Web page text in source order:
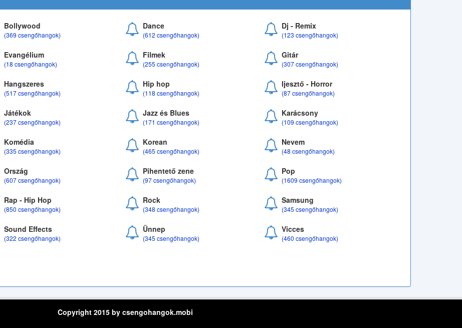
Bollywood
(369 csengőhangok)
Dance
(612 csengőhangok)
Dj - Remix
(123 csengőhangok)
Evangélium
(18 csengőhangok)
Filmek
(255 csengőhangok)
Gitár
(307 csengőhangok)
Hangszeres
(517 csengőhangok)
Hip hop
(118 csengőhangok)
Ijesztő - Horror
(87 csengőhangok)
Játékok
(237 csengőhangok)
Jazz és Blues
(171 csengőhangok)
Karácsony
(109 csengőhangok)
Komédia
(335 csengőhangok)
Korean
(465 csengőhangok)
Nevem
(48 csengőhangok)
Ország
(607 csengőhangok)
Pihentető zene
(97 csengőhangok)
Pop
(1609 csengőhangok)
Rap - Hip Hop
(850 csengőhangok)
Rock
(348 csengőhangok)
Samsung
(345 csengőhangok)
Sound Effects
(322 csengőhangok)
Ünnep
(345 csengőhangok)
Vicces
(460 csengőhangok)
Copyright 2015 by csengohangok.mobi